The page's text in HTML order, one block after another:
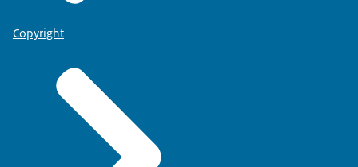
Copyright